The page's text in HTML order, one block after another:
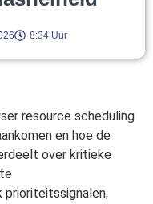
8:34 Uur
resource scheduling
en hoe de
over kritieke
prioriteitssignalen,